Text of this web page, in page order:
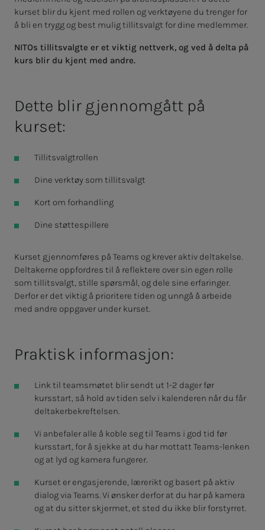
kurset blir du kjent med rollen og verktøyene du trenger for
å bli en trygg og best mulig tillitsvalgt for dine medlemmer.
NITOs tillitsvalgte er et viktig nettverk, og ved å delta på
kurs blir du kjent med andre.
Dette blir gjennomgått på
kurset:
Tillitsvalgtrollen​
Dine verktøy som tillitsvalgt
Kort om forhandling
Dine støttespillere
Kurset gjennomføres på Teams og krever aktiv deltakelse.
Deltakerne oppfordres til å reflektere over sin egen rolle
som tillitsvalgt, stille spørsmål, og dele sine erfaringer.
Derfor er det viktig å prioritere tiden og unngå å arbeide
med andre oppgaver under kurset.
Praktisk informasjon:
Link til teamsmøtet blir sendt ut 1-2 dager før
kursstart, så hold av tiden selv i kalenderen når du får
deltakerbekreftelsen.
Vi anbefaler alle å koble seg til Teams i god tid før
kursstart, for å sjekke at du har mottatt Teams-lenken
og at lyd og kamera fungerer.
Kurset er engasjerende, lærerikt og basert på aktiv
dialog via Teams. Vi ønsker derfor at du har på kamera
og at du sitter skjermet, et sted du ikke blir forstyrret.